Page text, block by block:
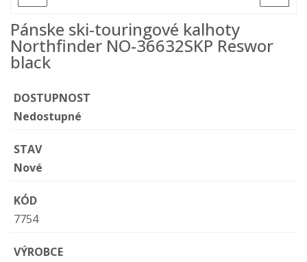
Pánske ski-touringové kalhoty
Northfinder NO-36632SKP Reswor
black
DOSTUPNOST
Nedostupné
STAV
Nové
KÓD
7754
VÝROBCE